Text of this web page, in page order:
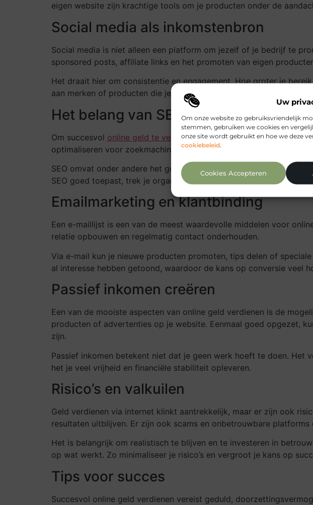
Uw
Om onze website zo gebruiksvriendelijk
stemmen, gebruiken we cookies en
onze site wordt gebruikt en hoe we deze
cookiebeleid.
Cookies Accepteren
eigen website zijn krachtige tools om je producten onder de
Social media als inkomstenbron
Social media is niet alleen een platform om jezelf of je bedrijf te
sponsored posts, affiliate links en het promoten van eigen
Het draait hier om consistentie en engagement. Hoe groter je
aan merken of producten die je promoot. Ook hier geldt: kwaliteit
Het belang van SEO en verkeer
Om succesvol online geld te verdienen, heb je bezoekers nodig.
optimaliseren voor zoekmachines, vergroot je de kans dat mensen
SEO omvat onder andere het gebruik van de juiste zoekwoorden,
SEO goed toepast, trek je organisch verkeer aan dat
Emailmarketing en klantbinding
Een e-maillijst is een van de meest waardevolle middelen voor
relatie opbouwen en regelmatig contact onderhouden.
Via e-mail kun je nieuwe producten promoten, tips delen of
al interesse hebben getoond, waardoor de kans op conversie veel
Passief inkomen creëren
Een van de mooiste aspecten van online geld verdienen is de
producten of advertenties op je website. Eenmaal goed opgezet,
zijn.
Passief inkomen betekent niet dat je geen werk hoeft te doen. Het
het je veel vrijheid en financiële stabiliteit opleveren.
Risico’s en valkuilen
Geld verdienen via internet klinkt aantrekkelijk, maar er zijn ook
resultaten uitblijven. Er zijn ook scams en onbetrouwbare
Het is belangrijk om realistisch te blijven en te investeren in
op wat werkt. Zo minimaliseer je risico’s en vergroot je kans op
Tips voor succes
Succesvol online geld verdienen vereist geduld,